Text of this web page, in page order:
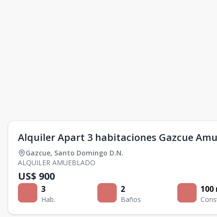
Alquiler Apart 3 habitaciones Gazcue
Gazcue, Santo Domingo D.N.
ALQUILER AMUEBLADO
US$ 900
3
Hab.
2
Baños
100